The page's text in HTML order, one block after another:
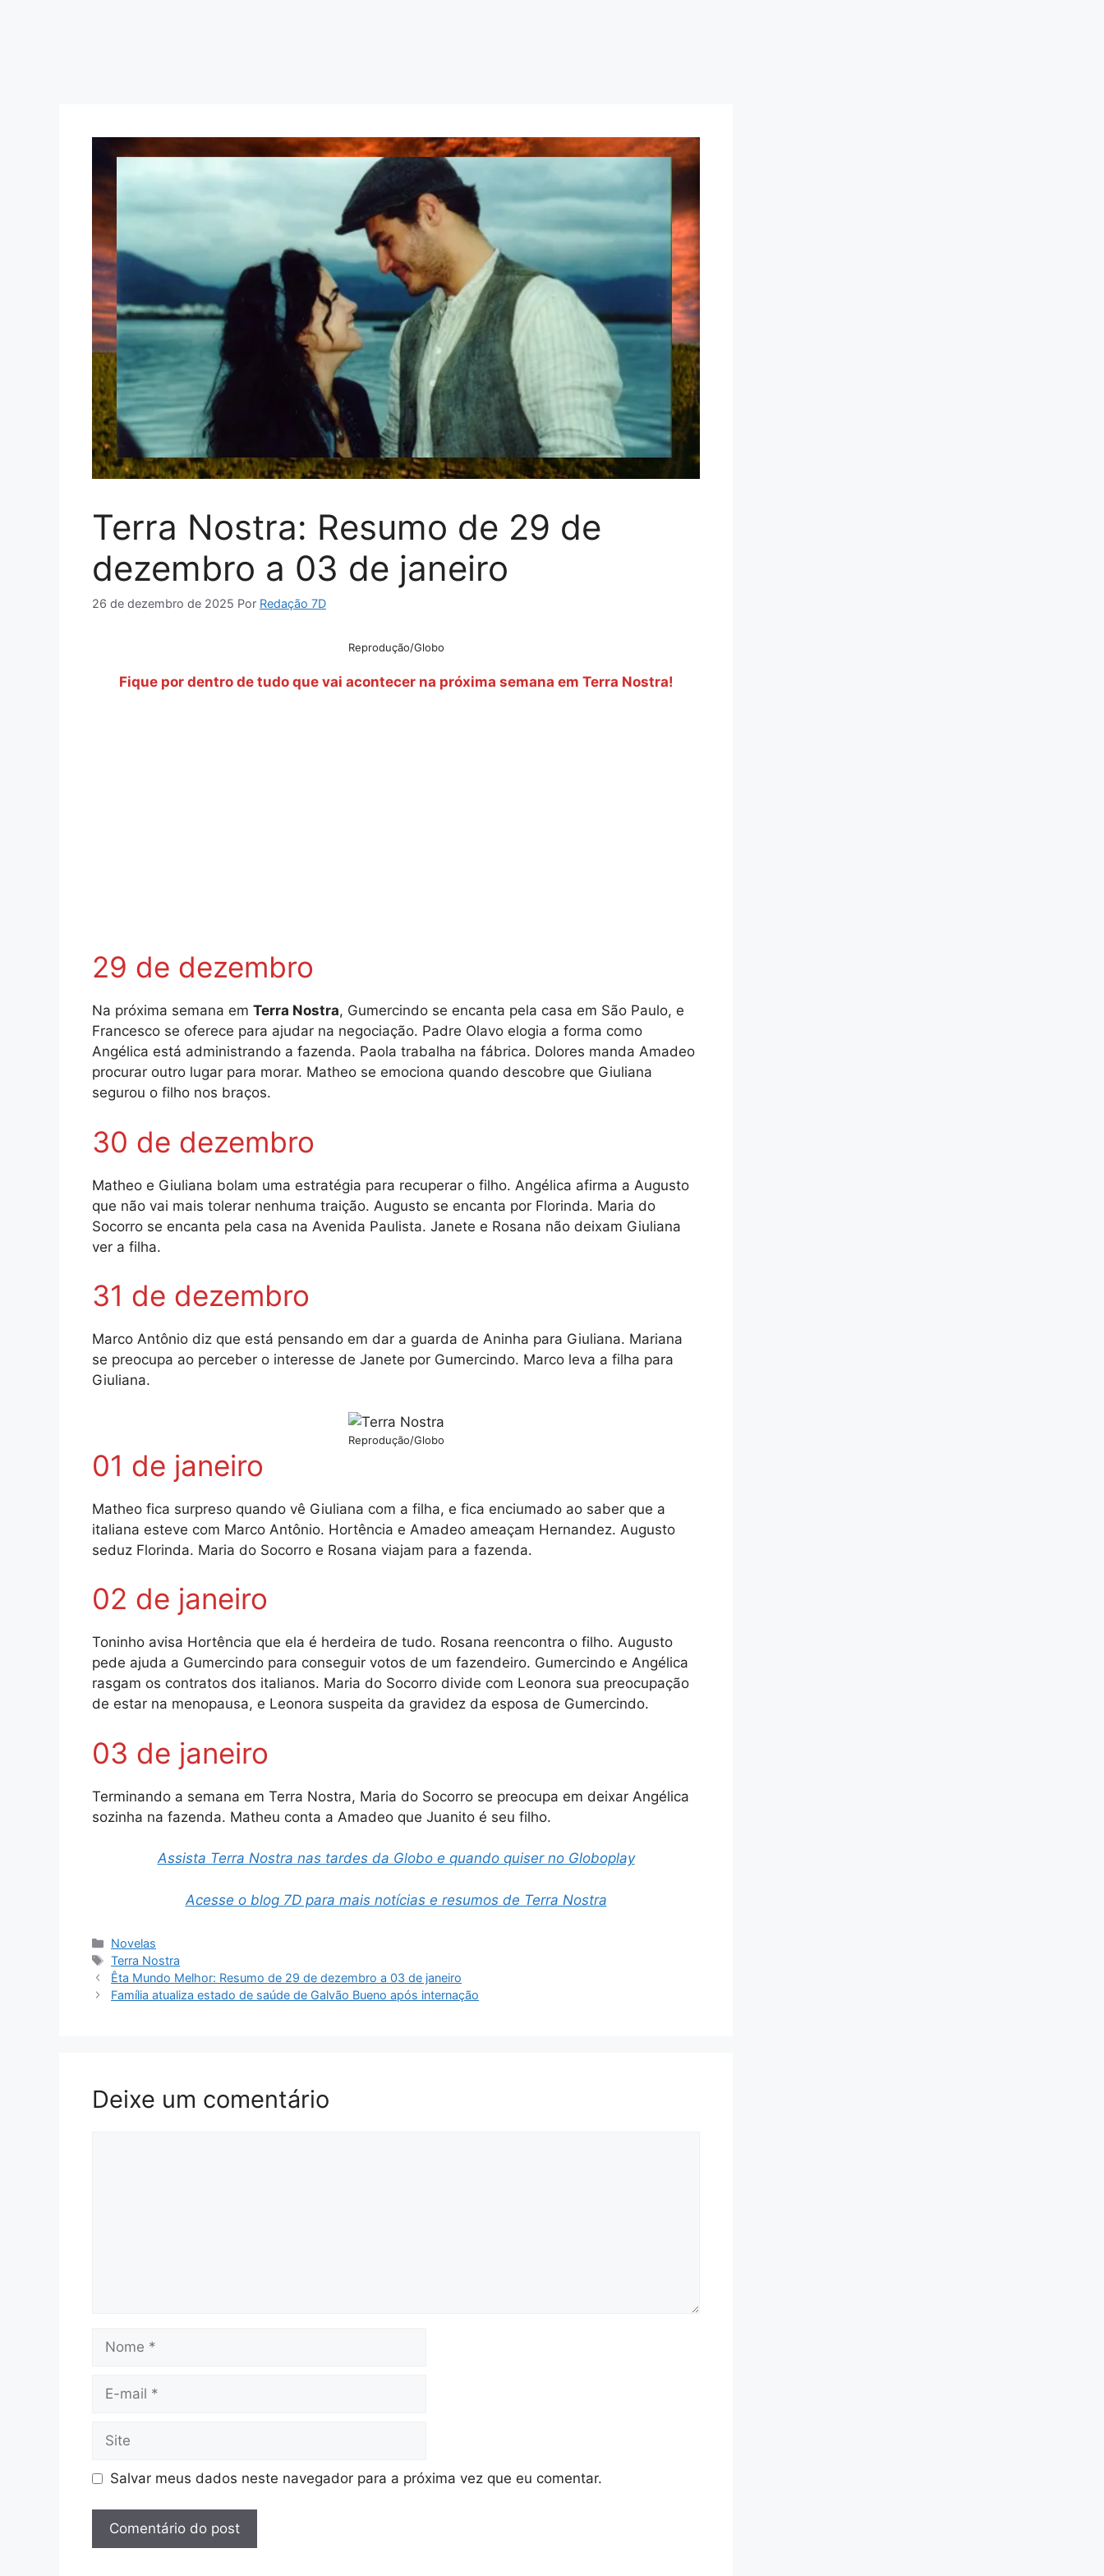
Terra Nostra: Resumo de 29 de
dezembro a 03 de janeiro
26 de dezembro de 2025 Por Redação 7D
Reprodução/Globo
Fique por dentro de tudo que vai acontecer na próxima semana em Terra Nostra!
29 de dezembro
Na próxima semana em Terra Nostra, Gumercindo se encanta pela casa em São Paulo, e
Francesco se oferece para ajudar na negociação. Padre Olavo elogia a forma como
Angélica está administrando a fazenda. Paola trabalha na fábrica. Dolores manda Amadeo
procurar outro lugar para morar. Matheo se emociona quando descobre que Giuliana
segurou o filho nos braços.
30 de dezembro
Matheo e Giuliana bolam uma estratégia para recuperar o filho. Angélica afirma a Augusto
que não vai mais tolerar nenhuma traição. Augusto se encanta por Florinda. Maria do
Socorro se encanta pela casa na Avenida Paulista. Janete e Rosana não deixam Giuliana
ver a filha.
31 de dezembro
Marco Antônio diz que está pensando em dar a guarda de Aninha para Giuliana. Mariana
se preocupa ao perceber o interesse de Janete por Gumercindo. Marco leva a filha para
Giuliana.
Reprodução/Globo
01 de janeiro
Matheo fica surpreso quando vê Giuliana com a filha, e fica enciumado ao saber que a
italiana esteve com Marco Antônio. Hortência e Amadeo ameaçam Hernandez. Augusto
seduz Florinda. Maria do Socorro e Rosana viajam para a fazenda.
02 de janeiro
Toninho avisa Hortência que ela é herdeira de tudo. Rosana reencontra o filho. Augusto
pede ajuda a Gumercindo para conseguir votos de um fazendeiro. Gumercindo e Angélica
rasgam os contratos dos italianos. Maria do Socorro divide com Leonora sua preocupação
de estar na menopausa, e Leonora suspeita da gravidez da esposa de Gumercindo.
03 de janeiro
Terminando a semana em Terra Nostra, Maria do Socorro se preocupa em deixar Angélica
sozinha na fazenda. Matheu conta a Amadeo que Juanito é seu filho.
Assista Terra Nostra nas tardes da Globo e quando quiser no Globoplay
Acesse o blog 7D para mais notícias e resumos de Terra Nostra
Categorias
Novelas
Tags
Terra Nostra
Êta Mundo Melhor: Resumo de 29 de dezembro a 03 de janeiro
Família atualiza estado de saúde de Galvão Bueno após internação
Deixe um comentário
mail
Salvar meus dados neste navegador para a próxima vez que eu comentar.